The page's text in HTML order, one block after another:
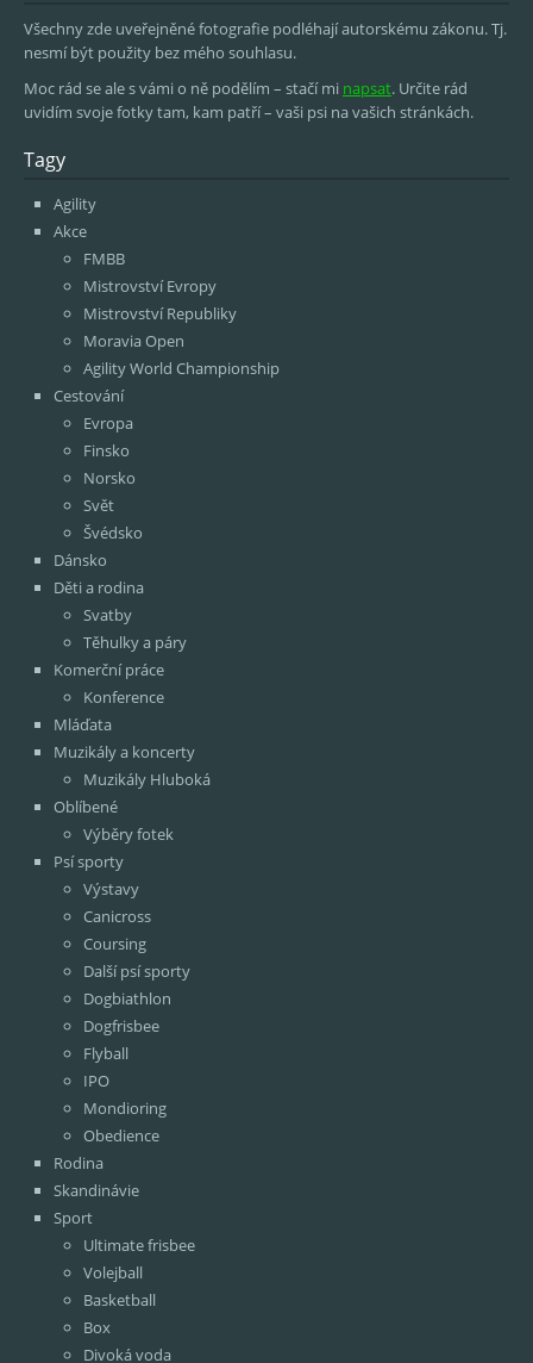
Všechny zde uveřejněné fotografie podléhají autorskému zákonu. Tj.
nesmí být použity bez mého souhlasu.
Moc rád se ale s vámi o ně podělím – stačí mi napsat. Určite rád
uvidím svoje fotky tam, kam patří – vaši psi na vašich stránkách.
Tagy
Agility
Akce
FMBB
Mistrovství Evropy
Mistrovství Republiky
Moravia Open
Agility World Championship
Cestování
Evropa
Finsko
Norsko
Svět
Švédsko
Dánsko
Děti a rodina
Svatby
Těhulky a páry
Komerční práce
Konference
Mláďata
Muzikály a koncerty
Muzikály Hluboká
Oblíbené
Výběry fotek
Psí sporty
Výstavy
Canicross
Coursing
Další psí sporty
Dogbiathlon
Dogfrisbee
Flyball
IPO
Mondioring
Obedience
Rodina
Skandinávie
Sport
Ultimate frisbee
Volejball
Basketball
Box
Divoká voda